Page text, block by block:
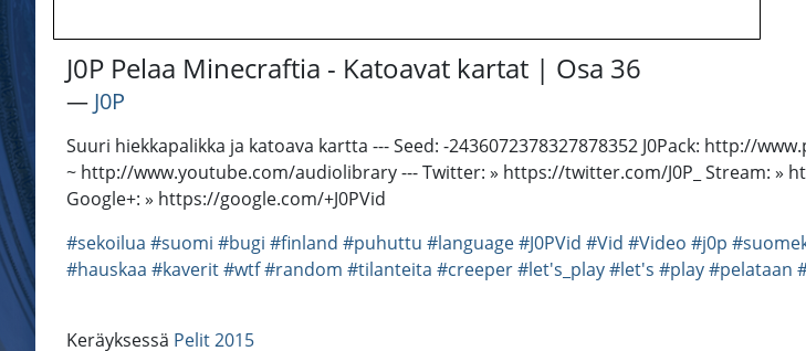
J0P Pelaa Minecraftia - Katoavat kartat | Osa 36
― J0P
Suuri hiekkapalikka ja katoava kartta --- Seed: -2436072378327878352 J0Pack: http://
~ http://www.youtube.com/audiolibrary --- Twitter: » https://twitter.com/J0P_ Stream: »
Google+: » https://google.com/+J0PVid
#sekoilua #suomi #bugi #finland #puhuttu #language#J0PVid #Vid #Video #j0p
#hauskaa #kaverit#wtf#random #tilanteita #creeper#let's_play#let's #play#pelataan
Keräyksessä Pelit 2015